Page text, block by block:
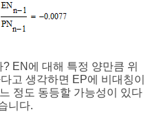
EN에 대해 특정 양만큼 위
고 생각하면 EP에 비대칭이
정도 동등할 가능성이 있다
니다.